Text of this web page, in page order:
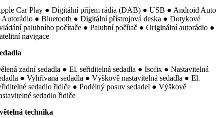
Car Play ● Digitální příjem rádia (DAB) ● USB ● Android Auto
Autorádio ● Bluetooth ● Digitální přístrojová deska ● Dotykové
palubního počítače ● Palubní počítač ● Originální autorádio ●
navigace
zadní sedadla ● El. seřiditelná sedadla ● Isofix ● Nastavitelná
● Vyhřívaná sedadla ● Výškově nastavitelná sedadla ● El.
sedadlo řidiče ● Podélný posuv sedadel ● Výškově
sedadlo řidiče
technika